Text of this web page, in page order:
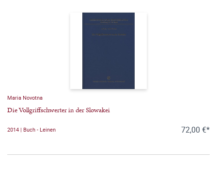
Maria Novotna
Die Vollgriffschwerter in der Slowakei
2014 | Buch - Leinen 72,00 €*